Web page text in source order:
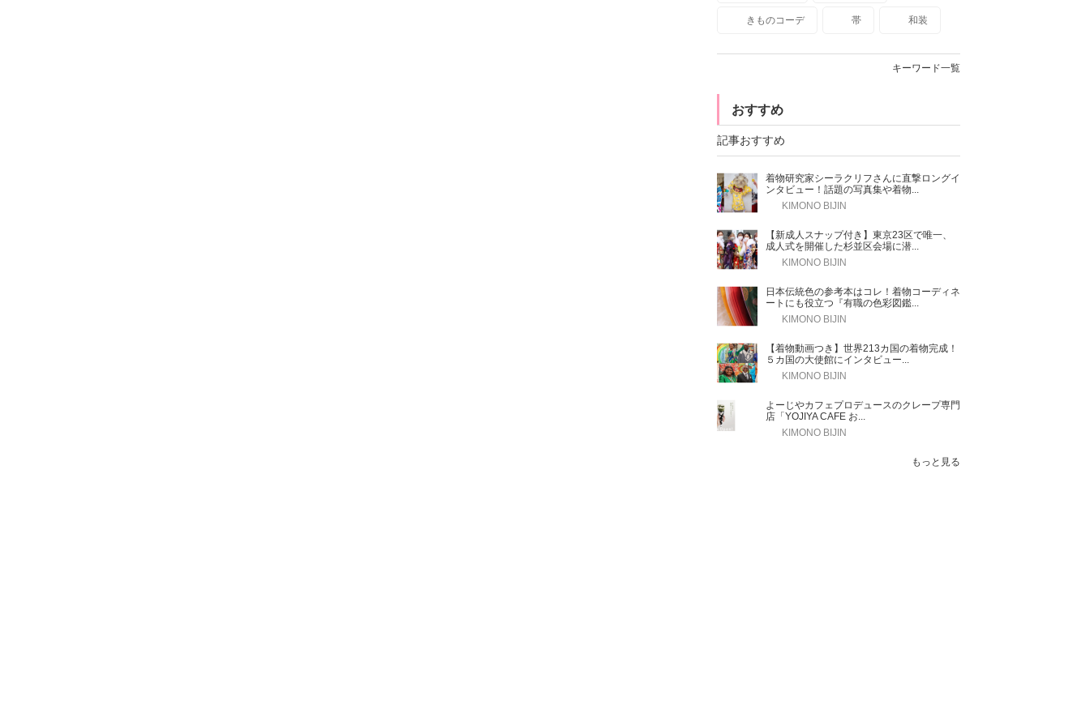
きものコーデ 帯 和装
キーワード一覧
おすすめ
記事おすすめ
着物研究家シーラクリフさんに直撃ロングイ
ンタビュー！話題の写真集や着物...
KIMONO BIJIN
【新成人スナップ付き】東京23区で唯一、
成人式を開催した杉並区会場に潜...
KIMONO BIJIN
日本伝統色の参考本はコレ！着物コーディネ
ートにも役立つ『有職の色彩図鑑...
KIMONO BIJIN
【着物動画つき】世界213カ国の着物完成！
５カ国の大使館にインタビュー...
KIMONO BIJIN
よーじやカフェプロデュースのクレープ専門
店「YOJIYA CAFE お...
KIMONO BIJIN
もっと見る